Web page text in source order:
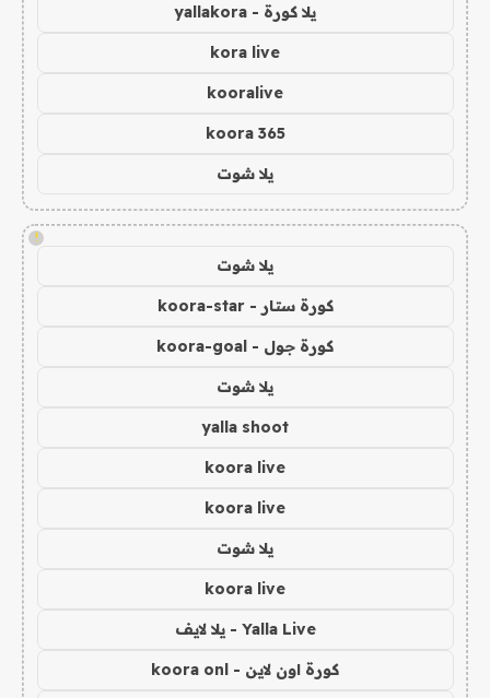
يلا كورة - yallakora
kora live
kooralive
koora 365
يلا شوت
!
يلا شوت
كورة ستار - koora-star
كورة جول - koora-goal
يلا شوت
yalla shoot
koora live
koora live
يلا شوت
koora live
Yalla Live - يلا لايف
كورة اون لاين - koora onl